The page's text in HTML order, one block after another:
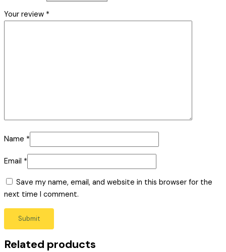
Your review *
Name *
Email *
Save my name, email, and website in this browser for the
next time I comment.
Related products